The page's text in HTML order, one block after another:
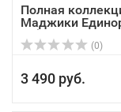
Полная
Маджики
шт)
(0)
3 490 руб.